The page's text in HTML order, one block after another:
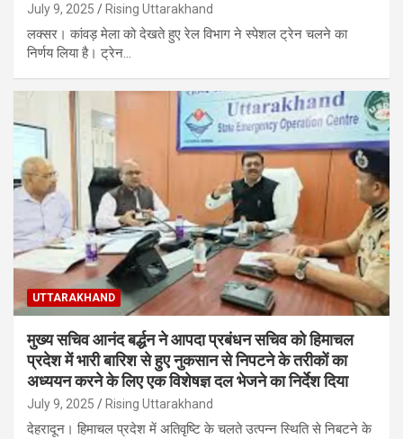
July 9, 2025 Rising Uttarakhand
लक्सर। कांवड़ मेला को देखते हुए रेल विभाग ने स्पेशल ट्रेन चलने का
निर्णय लिया है। ट्रेन…
UTTARAKHAND
मुख्य सचिव आनंद बर्द्धन ने आपदा प्रबंधन सचिव को हिमाचल
प्रदेश में भारी बारिश से हुए नुकसान से निपटने के तरीकों का
अध्ययन करने के लिए एक विशेषज्ञ दल भेजने का निर्देश दिया
July 9, 2025 Rising Uttarakhand
देहरादून। हिमाचल प्रदेश में अतिवृष्टि के चलते उत्पन्न स्थिति से निबटने के